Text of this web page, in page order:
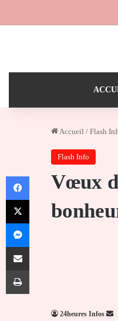
Accueil / Flash
Flash Info
Vœux
24heures Infos
Facebook
X
Messenger
Partager par email